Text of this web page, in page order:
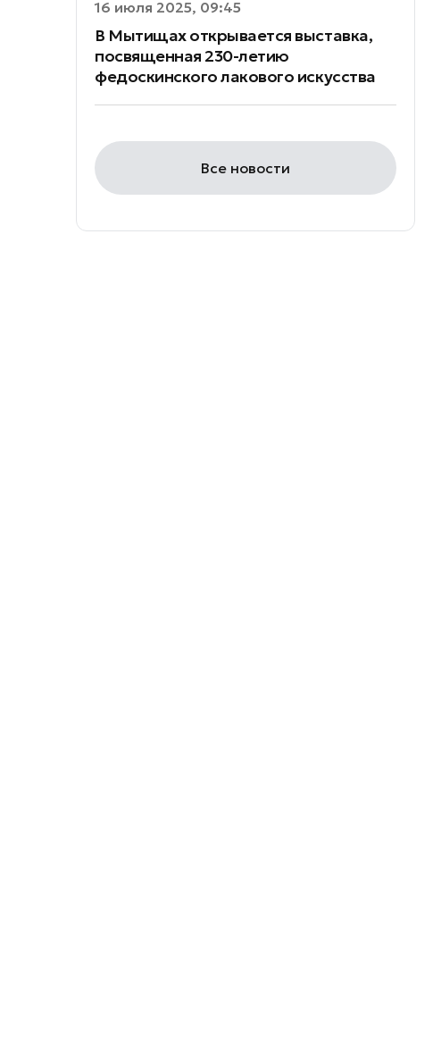
16 июля 2025, 09:45
В Мытищах открывается выставка,
посвященная 230-летию
федоскинского лакового искусства
Все новости